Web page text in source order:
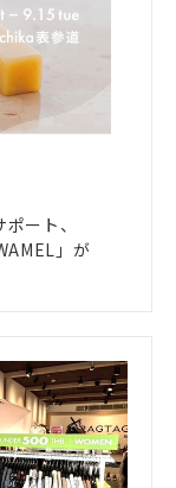
ート、
」が